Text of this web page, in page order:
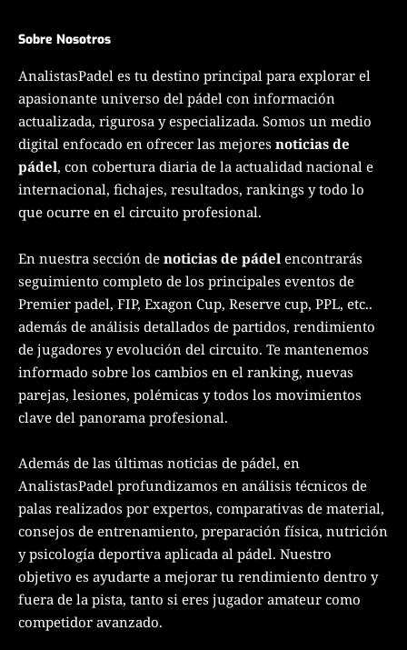
Sobre Nosotros
AnalistasPadel es tu destino principal para explorar el
apasionante universo del pádel con información
actualizada, rigurosa y especializada. Somos un medio
digital enfocado en ofrecer las mejores noticias de
pádel, con cobertura diaria de la actualidad nacional e
internacional, fichajes, resultados, rankings y todo lo
que ocurre en el circuito profesional.
En nuestra sección de noticias de pádel encontrarás
seguimiento completo de los principales eventos de
Premier padel, FIP, Exagon Cup, Reserve cup, PPL, etc..
además de análisis detallados de partidos, rendimiento
de jugadores y evolución del circuito. Te mantenemos
informado sobre los cambios en el ranking, nuevas
parejas, lesiones, polémicas y todos los movimientos
clave del panorama profesional.
Además de las últimas noticias de pádel, en
AnalistasPadel profundizamos en análisis técnicos de
palas realizados por expertos, comparativas de material,
consejos de entrenamiento, preparación física, nutrición
y psicología deportiva aplicada al pádel. Nuestro
objetivo es ayudarte a mejorar tu rendimiento dentro y
fuera de la pista, tanto si eres jugador amateur como
competidor avanzado.